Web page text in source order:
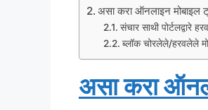
असा करा ऑनलाइन मोबाइल
संचार साथी पोर्टलद्वारे
ब्लॉक चोरलेले/हरवलेले
असा करा